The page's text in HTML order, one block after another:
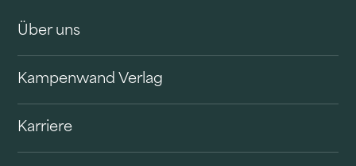
Über uns
Kampenwand Verlag
Karriere